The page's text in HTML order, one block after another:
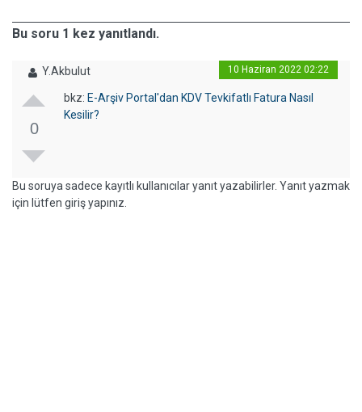
Bu soru 1 kez yanıtlandı.
Y.Akbulut 10 Haziran 2022 02:22
0
bkz: E-Arşiv Portal'dan KDV Tevkifatlı Fatura Nasıl
Kesilir?
Bu soruya sadece kayıtlı kullanıcılar yanıt yazabilirler. Yanıt yazmak
için lütfen giriş yapınız.